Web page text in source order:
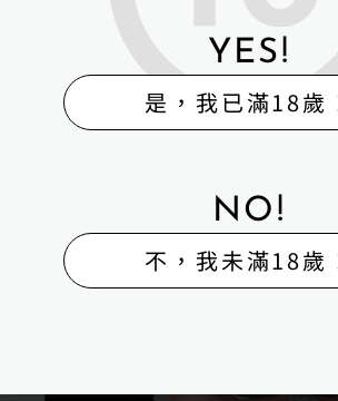
YES!
是，我已滿18歲
NO!
不，我未滿18歲